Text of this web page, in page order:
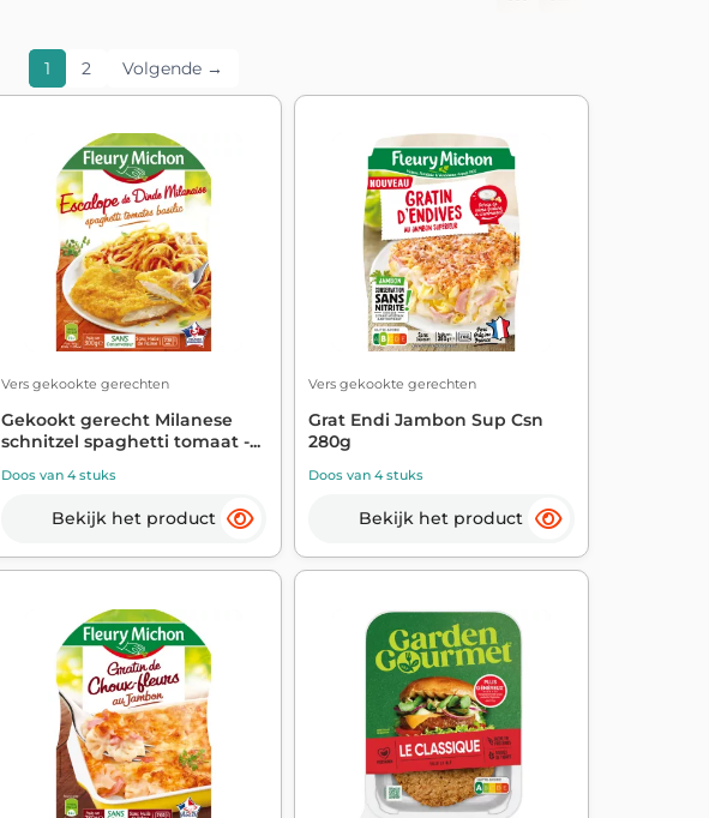
1 2 Volgende →
Vers gekookte gerechten
Gekookt gerecht Milanese
schnitzel spaghetti tomaat -...
Doos van 4 stuks
Bekijk het product
Vers gekookte gerechten
Grat Endi Jambon Sup Csn
280g
Doos van 4 stuks
Bekijk het product